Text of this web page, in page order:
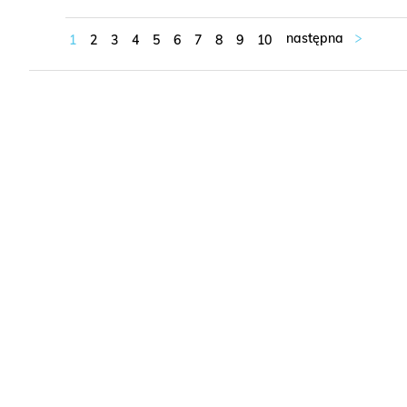
1 2 3 4 5 6 7 8 9 10